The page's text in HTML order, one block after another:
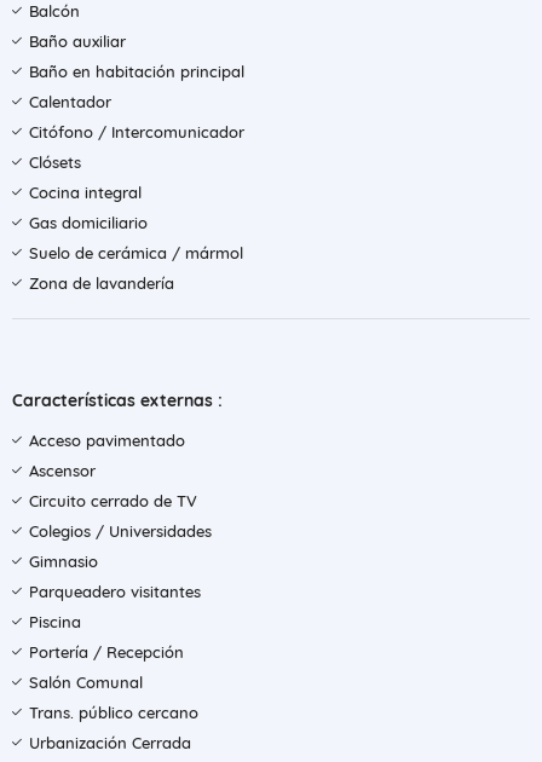
Balcón
Baño auxiliar
Baño en habitación principal
Calentador
Citófono / Intercomunicador
Clósets
Cocina integral
Gas domiciliario
Suelo de cerámica / mármol
Zona de lavandería
Características externas :
Acceso pavimentado
Ascensor
Circuito cerrado de TV
Colegios / Universidades
Gimnasio
Parqueadero visitantes
Piscina
Portería / Recepción
Salón Comunal
Trans. público cercano
Urbanización Cerrada